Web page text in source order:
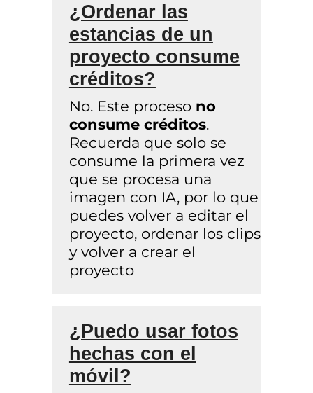
¿Ordenar las
estancias de un
proyecto consume
créditos?
No. Este proceso no
consume créditos.
Recuerda que solo se
consume la primera vez
que se procesa una
imagen con IA, por lo que
puedes volver a editar el
proyecto, ordenar los clips
y volver a crear el
proyecto
¿Puedo usar fotos
hechas con el
móvil?